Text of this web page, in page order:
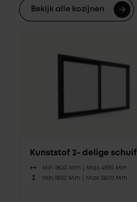
Bekijk alle kozijnen
Kunststof 2- delige
Min 1800 Mm | Max 4590 Mm
Min 1850 Mm | Max 2600 Mm